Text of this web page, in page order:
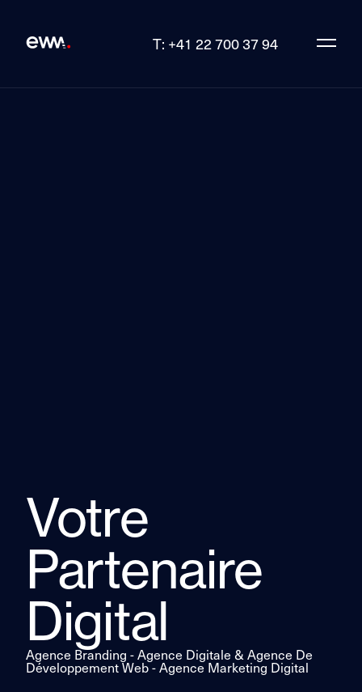
T: +41 22 700 37 94
Votre
Partenaire
Digital
Agence Branding - Agence Digitale & Agence De
Développement Web - Agence Marketing Digital